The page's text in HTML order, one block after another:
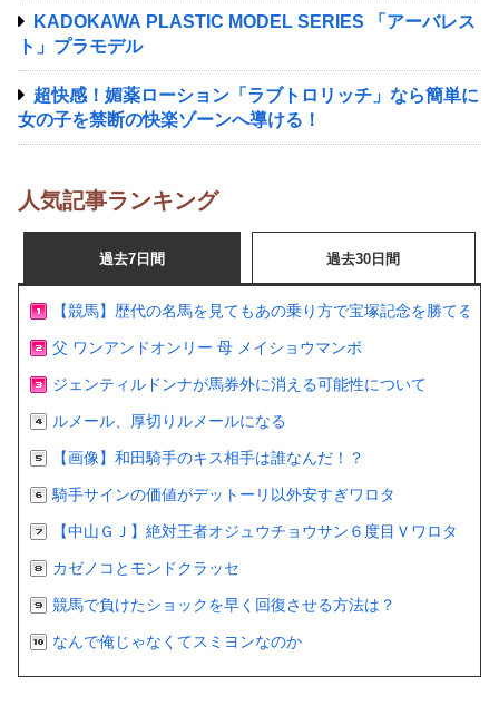
KADOKAWA PLASTIC MODEL SERIES 「アーバレス
ト」プラモデル
超快感！媚薬ローション「ラブトロリッチ」なら簡単に
女の子を禁断の快楽ゾーンへ導ける！
人気記事ランキング
過去7日間 過去30日間
【競馬】歴代の名馬を見てもあの乗り方で宝塚記念を勝てる
父 ワンアンドオンリー 母 メイショウマンボ
ジェンティルドンナが馬券外に消える可能性について
ルメール、厚切りルメールになる
【画像】和田騎手のキス相手は誰なんだ！？
騎手サインの価値がデットーリ以外安すぎワロタ
【中山ＧＪ】絶対王者オジュウチョウサン６度目Ｖワロタ
カゼノコとモンドクラッセ
競馬で負けたショックを早く回復させる方法は？
なんで俺じゃなくてスミヨンなのか